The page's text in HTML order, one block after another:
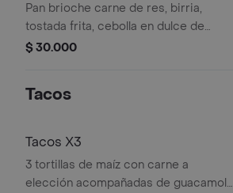
Pan brioche carne de res, birria,
tostada frita, cebolla en dulce de
chile, huevo frito, queso, vegetales y
$ 30.000
Tacos
Tacos X3
3 tortillas de maíz con carne a
elección acompañadas de guacamole